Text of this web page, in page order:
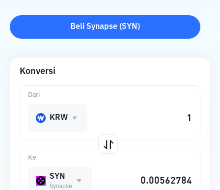
Beli Synapse (SYN )
Konversi
Ke
SYN
Synapse
Dari
KRW